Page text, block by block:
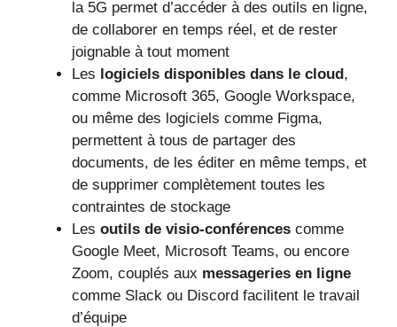
la 5G permet d’accéder à des outils en ligne,
de collaborer en temps réel, et de rester
joignable à tout moment
Les logiciels disponibles dans le cloud,
comme Microsoft 365, Google Workspace,
ou même des logiciels comme Figma,
permettent à tous de partager des
documents, de les éditer en même temps, et
de supprimer complètement toutes les
contraintes de stockage
Les outils de visio-conférences comme
Google Meet, Microsoft Teams, ou encore
Zoom, couplés aux messageries en ligne
comme Slack ou Discord facilitent le travail
d’équipe